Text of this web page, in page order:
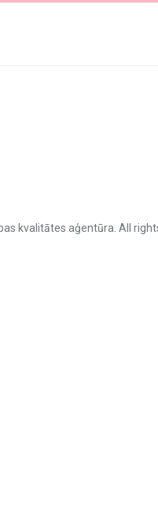
kvalitātes aģentūra. All